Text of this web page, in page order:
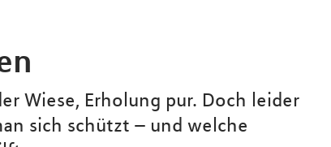
Wiese, Erholung pur. Doch leider
sich schützt – und welche